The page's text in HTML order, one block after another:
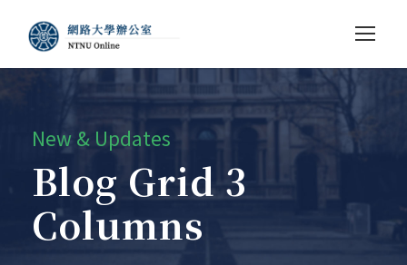
New & Updates
Blog Grid 3
Columns